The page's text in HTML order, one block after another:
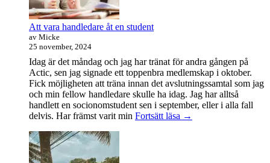
Att vara handledare åt en student
av Micke
25 november, 2024
Idag är det måndag och jag har tränat för andra gången på
Actic, sen jag signade ett toppenbra medlemskap i oktober.
Fick möjligheten att träna innan det avslutningssamtal som jag
och min fellow handledare skulle ha idag. Jag har alltså
handlett en socionomstudent sen i september, eller i alla fall
delvis. Har främst varit min Fortsätt läsa Att
→